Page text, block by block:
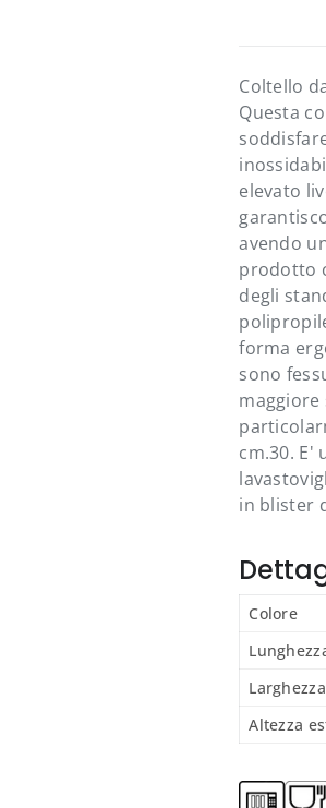
Coltello
Questa
elevato
avendo
prodotto
degli
forma
sono
maggiore
cm.30. E'
in blister
Colore
Altezza
Registrati per personalizzare
secondo le tue